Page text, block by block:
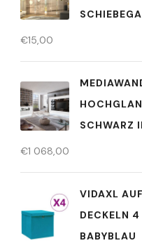
€15,00
SCHWARZ
€1 068,00
VIDAXL
DECKELN
BABYBLAU